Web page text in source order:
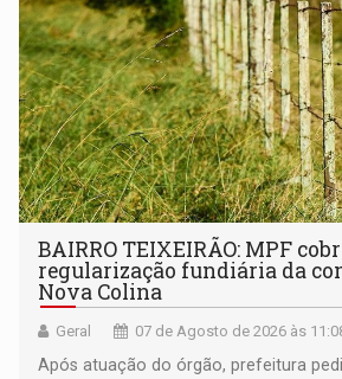
BAIRRO TEIXEIRÃO: MPF
regularização fundiária da
Nova Colina
Geral 07 de Agosto de 2026 às
Após atuação do órgão, prefeitura